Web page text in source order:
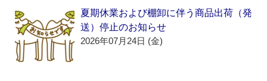
夏期休業および棚卸に伴う商品出荷（発
送）停止のお知らせ
2026年07月24日 (金)